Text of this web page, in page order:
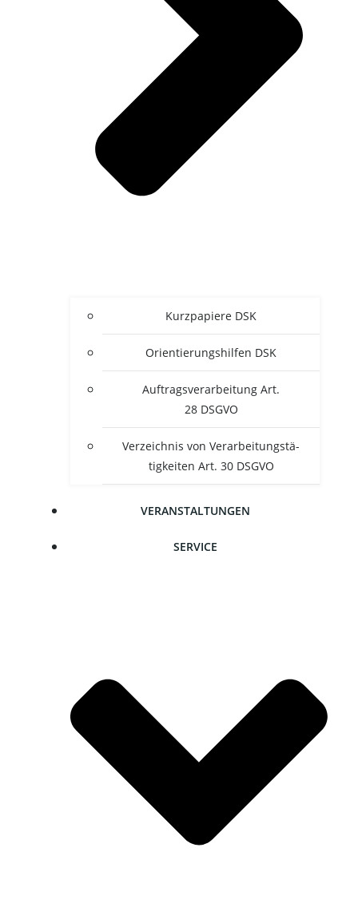
Kurz­pa­pie­re DSK
Ori­en­tie­rungs­hil­fen DSK
Auf­trags­ver­ar­bei­tung Art.
28 DSGVO
Ver­zeich­nis von Ver­ar­bei­tungs­tä­
tig­kei­ten Art. 30 DSGVO
VER­AN­STAL­TUN­GEN
SER­VICE